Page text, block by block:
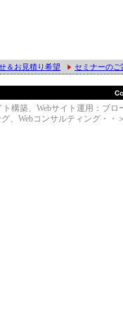
＆お見積り希望 セミナーのご
ト構築、Webサイト運用：ブ
、Webコンサルティング・